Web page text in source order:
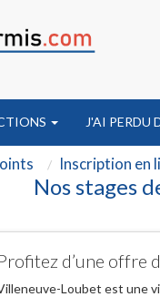
J'AI PERDU
Inscription en
Nos stages
d’une offre
Loubet est une